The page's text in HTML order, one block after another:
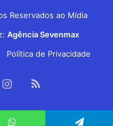
Reservados ao Mídia
Agência Sevenmax
Política de Privacidade
Instagram
RSS